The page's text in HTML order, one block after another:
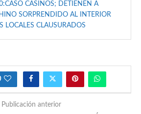
CASINOS; DETIENEN A
SORPRENDIDO AL INTERIOR
LOCALES CLAUSURADOS
Publicación anterior